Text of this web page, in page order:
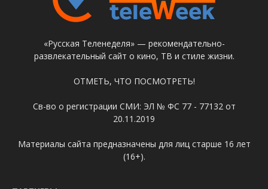
«Русская Теленеделя» — рекомендательно-
развлекательный сайт о кино, ТВ и стиле жизни.
ОТМЕТЬ, ЧТО ПОСМОТРЕТЬ!
Св-во о регистрации СМИ: ЭЛ № ФС 77 - 77132 от
20.11.2019
Материалы сайта предназначены для лиц старше 16 лет
(16+).